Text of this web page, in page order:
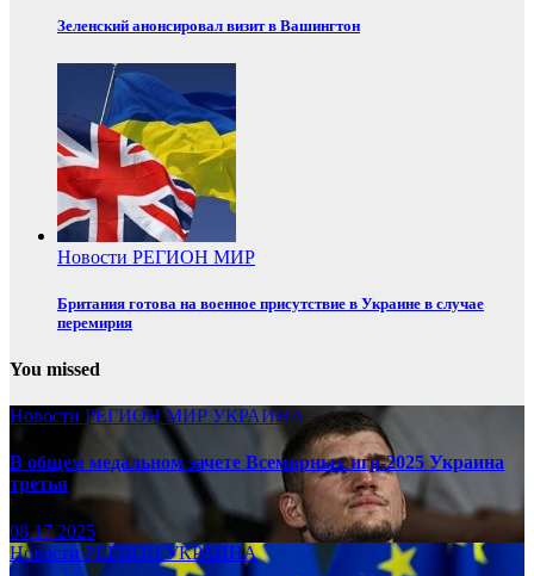
Зеленский анонсировал визит в Вашингтон
Новости РЕГИОН МИР
Британия готова на военное присутствие в Украине в случае
перемирия
You missed
Новости РЕГИОНМИР УКРАИНА
В общем медальном зачете Всемирных игр-2025 Украина
третья
08.17.2025
НовостиРЕГИОНУКРАИНА